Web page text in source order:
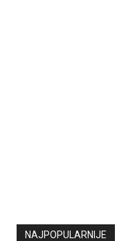
NAJPOPULARNIJE